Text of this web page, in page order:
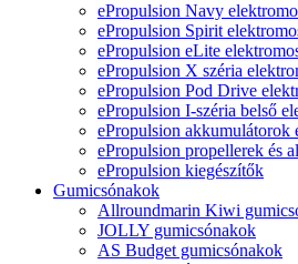
ePropulsion Navy
ePropulsion Spirit
ePropulsion eLite
ePropulsion X széria
ePropulsion Pod Drive
ePropulsion I-széria belső
ePropulsion akkumulátorok
ePropulsion propellerek és
ePropulsion kiegészítők
Gumicsónakok
Allroundmarin Kiwi
JOLLY gumicsónakok
AS Budget gumicsónakok